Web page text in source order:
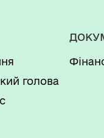
голова